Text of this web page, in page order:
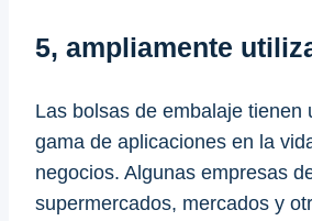
5, ampliamente
Las bolsas de embalaje tienen
gama de aplicaciones en la
negocios. Algunas empresas
supermercados, mercados y